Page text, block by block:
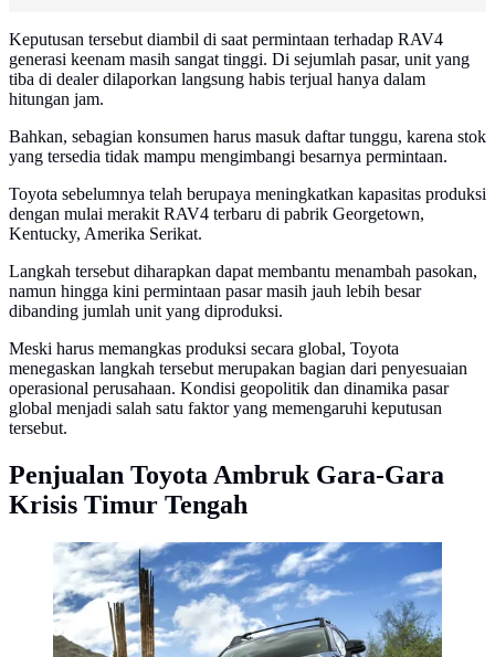
Keputusan tersebut diambil di saat permintaan terhadap RAV4
generasi keenam masih sangat tinggi. Di sejumlah pasar, unit yang
tiba di dealer dilaporkan langsung habis terjual hanya dalam
hitungan jam.
Bahkan, sebagian konsumen harus masuk daftar tunggu, karena stok
yang tersedia tidak mampu mengimbangi besarnya permintaan.
Toyota sebelumnya telah berupaya meningkatkan kapasitas produksi
dengan mulai merakit RAV4 terbaru di pabrik Georgetown,
Kentucky, Amerika Serikat.
Langkah tersebut diharapkan dapat membantu menambah pasokan,
namun hingga kini permintaan pasar masih jauh lebih besar
dibanding jumlah unit yang diproduksi.
Meski harus memangkas produksi secara global, Toyota
menegaskan langkah tersebut merupakan bagian dari penyesuaian
operasional perusahaan. Kondisi geopolitik dan dinamika pasar
global menjadi salah satu faktor yang memengaruhi keputusan
tersebut.
Penjualan Toyota Ambruk Gara-Gara
Krisis Timur Tengah
Toyota RAV4 2026 (Cars.usnews)